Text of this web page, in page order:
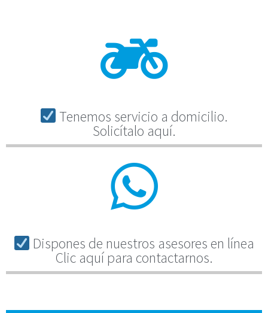
Tenemos servicio a domicilio.
Solicítalo aquí.
Dispones de nuestros asesores en línea
Clic aquí para contactarnos.